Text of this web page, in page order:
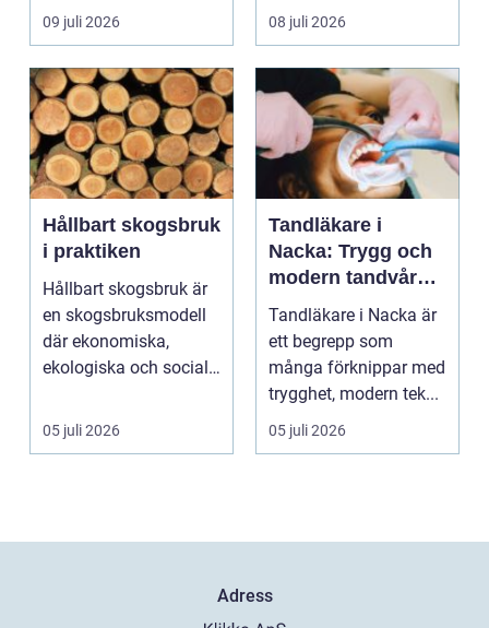
egen liten ...
09 juli 2026
hjälp i huv...
08 juli 2026
Hållbart skogsbruk
i praktiken
Hållbart skogsbruk är
en skogsbruksmodell
där ekonomiska,
ekologiska och sociala
...
05 juli 2026
Tandläkare i
Nacka: Trygg och
modern tandvård
nära dig
Tandläkare i Nacka är
ett begrepp som
många förknippar med
trygghet, modern tek...
05 juli 2026
Adress